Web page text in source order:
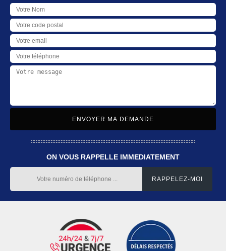
ON VOUS RAPPELLE IMMEDIATEMENT